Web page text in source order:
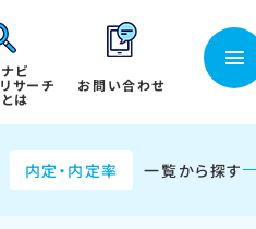
ビ
サーチ
は
お問い合わせ
内定・内定率 一覧から探す